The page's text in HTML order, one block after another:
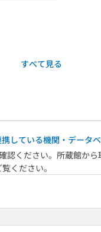
すべて見る
している機関・データ
ください。所蔵館か
ください。